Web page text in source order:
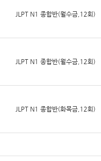
JLPT N1 종합반(월수금,12회)
JLPT N1 종합반(월수금,12회)
JLPT N1 종합반(화목금,12회)